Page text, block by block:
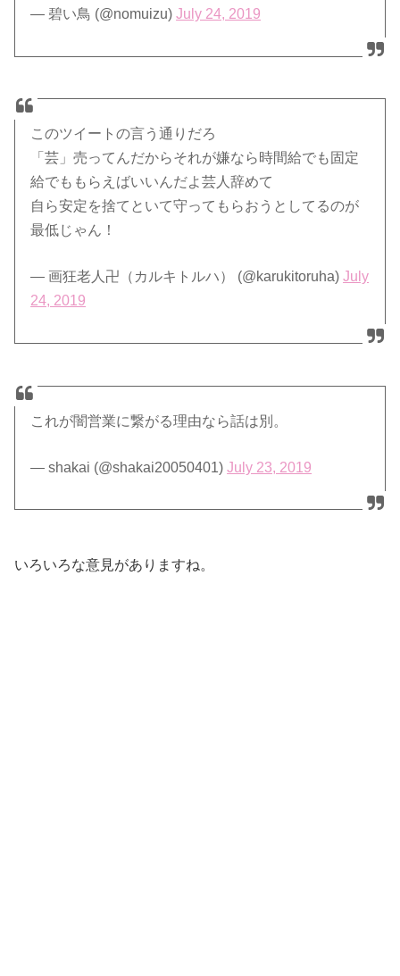
— 碧い鳥 (@nomuizu)July 24, 2019
このツイートの言う通りだろ
「芸」売ってんだからそれが嫌なら時間給でも固定
給でももらえばいいんだよ芸人辞めて
自ら安定を捨てといて守ってもらおうとしてるのが
最低じゃん！
— 画狂老人卍（カルキトルハ） (@karukitoruha)July
24, 2019
これが闇営業に繋がる理由なら話は別。
— shakai (@shakai20050401)July 23, 2019
いろいろな意見がありますね。